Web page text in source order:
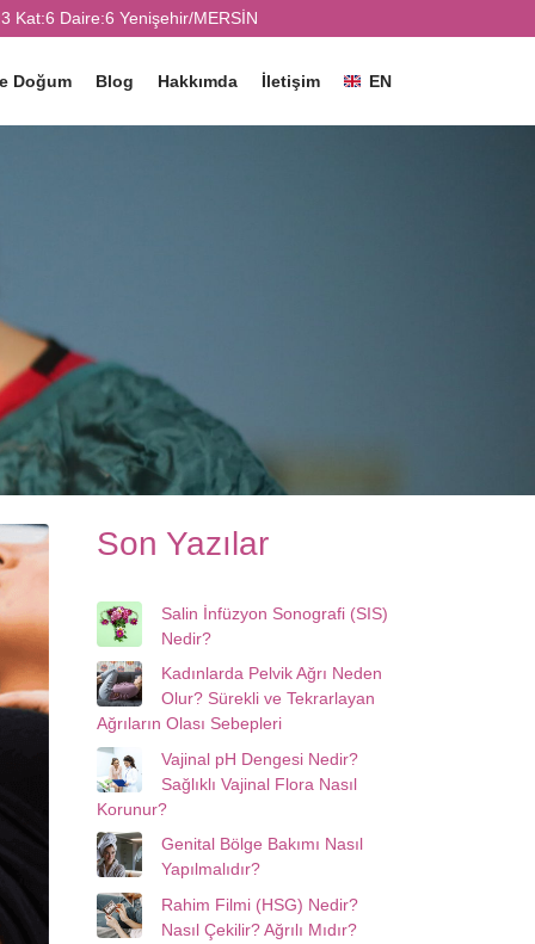
Kat:6 Daire:6 Yenişehir/MERSİN
Doğum Blog Hakkımda İletişim EN
Son Yazılar
Salin İnfüzyon Sonografi (SIS)
Nedir?
Kadınlarda Pelvik Ağrı Neden
Olur? Sürekli ve Tekrarlayan
Ağrıların Olası Sebepleri
Vajinal pH Dengesi Nedir?
Sağlıklı Vajinal Flora Nasıl
Korunur?
Genital Bölge Bakımı Nasıl
Yapılmalıdır?
Rahim Filmi (HSG) Nedir?
Nasıl Çekilir? Ağrılı Mıdır?